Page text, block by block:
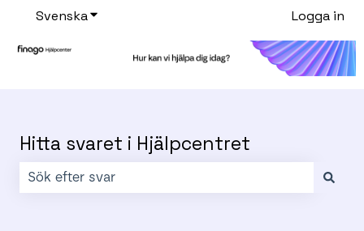
SvenskaVisa undermenyer för översättningarLogga in
Hitta svaret i Hjälpcentret